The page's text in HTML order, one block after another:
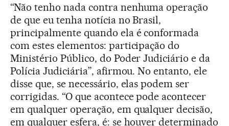
“Não tenho nada contra nenhuma operação
de que eu tenha notícia no Brasil,
principalmente quando ela é conformada
com estes elementos: participação do
Ministério Público, do Poder Judiciário e da
Polícia Judiciária”, afirmou. No entanto, ele
disse que, se necessário, elas podem ser
corrigidas. “O que acontece pode acontecer
em qualquer operação, em qualquer decisão,
em qualquer esfera, é: se houver determinado